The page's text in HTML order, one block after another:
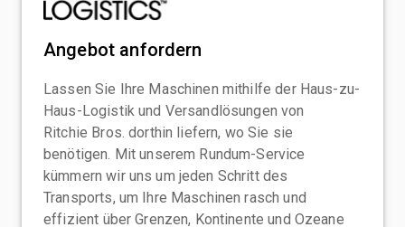
Angebot anfordern
Lassen Sie Ihre Maschinen mithilfe der Haus-zu-
Haus-Logistik und Versandlösungen von
Ritchie Bros. dorthin liefern, wo Sie sie
benötigen. Mit unserem Rundum-Service
kümmern wir uns um jeden Schritt des
Transports, um Ihre Maschinen rasch und
effizient über Grenzen, Kontinente und Ozeane